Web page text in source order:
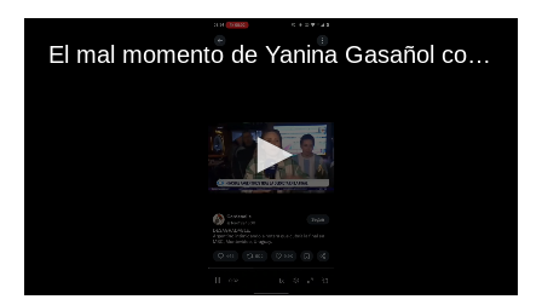
El mal momento de Yanina Gasañol con un hincha argentino en "Subrayado"